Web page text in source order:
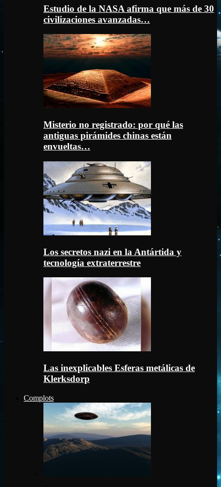
Estudio de la NASA afirma que más de 30
civilizaciones avanzadas…
Misterio no registrado: por qué las
antiguas pirámides chinas están
envueltas…
Los secretos nazi en la Antártida y
tecnología extraterrestre
Las inexplicables Esferas metálicas de
Klerksdorp
Complots